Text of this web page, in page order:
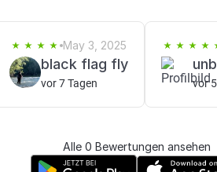
May 3, 2025
black flag fly
vor 7 Tagen vor
Alle 0 Bewertungen ansehen